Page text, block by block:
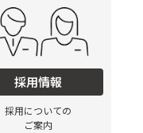
採用情報
採用についての
ご案内
加とその影響
、従業員のメンタ
す。代表的な例と
による健康問題な
離職率の上昇につ